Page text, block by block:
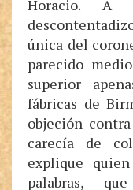
Horacio. A
única del
parecido
superior
fábricas de
objeción
carecía de
explique
palabras,